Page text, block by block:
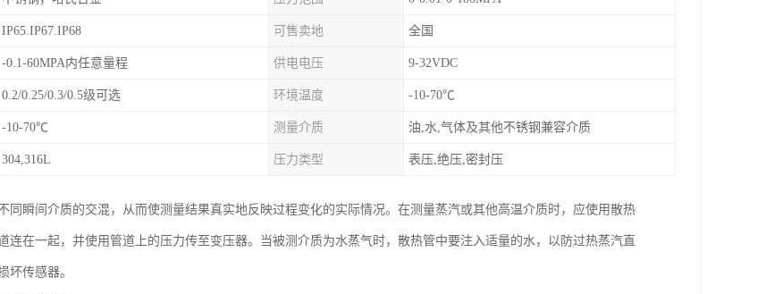
IP65.IP67.IP68 可售卖地 全国
-0.1-60MPA内任意量程 供电电压 9-32VDC
0.2/0.25/0.3/0.5级可选 环境温度 -10-70℃
-10-70℃ 测量介质 油,水,气体及其他不锈钢兼容介质
304,316L 压力类型 表压,绝压,密封压
同瞬间介质的交混，从而使测量结果真实地反映过程变化的实际情况。在测量蒸汽或其他高温介质时，应使用散热
连在一起，并使用管道上的压力传至变压器。当被测介质为水蒸气时，散热管中要注入适量的水，以防过热蒸汽直
坏传感器。